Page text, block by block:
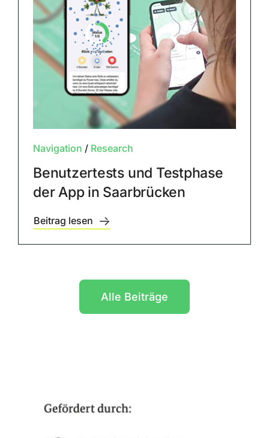
Navigation / Research
Benutzertests und Testphase
der App in Saarbrücken
Beitrag lesen
Alle Beiträge